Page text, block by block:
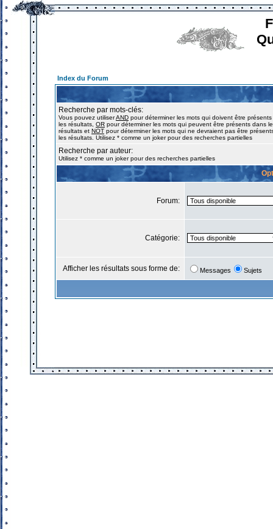
Index du Forum
Recherche par mots-clés:
Vous pouvez utiliserAND pour déterminer les mots qui doivent être
les résultats, OR pour déterminer les mots qui peuvent être présents dans
résultats et NOT pour déterminer les mots qui ne devraient pas être
les résultats. Utilisez * comme un joker pour des recherches partielles
Recherche par auteur:
Utilisez * comme un joker pour des recherches partielles
Forum:
Catégorie:
Afficher les résultats sous forme de: Messages Sujets